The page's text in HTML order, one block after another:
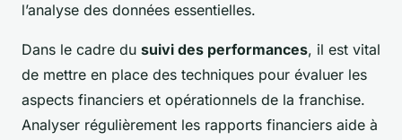
l’analyse des données essentielles.
Dans le cadre du suivi des performances, il est vital
de mettre en place des techniques pour évaluer les
aspects financiers et opérationnels de la franchise.
Analyser régulièrement les rapports financiers aide à